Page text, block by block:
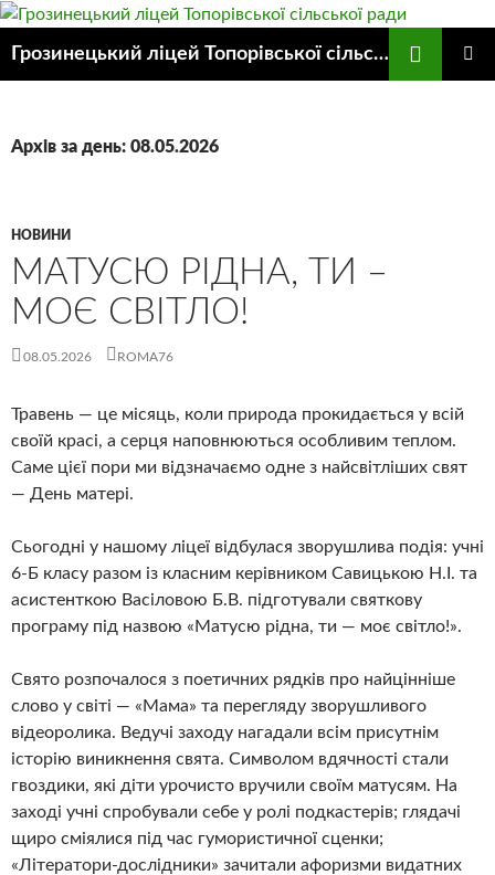
Грозинецький ліцей Топорівської сільської ради
Архів за день: 08.05.2026
НОВИНИ
МАТУСЮ РІДНА, ТИ –
МОЄ СВІТЛО!
08.05.2026 ROMA76
Травень — це місяць, коли природа прокидається у всій
своїй красі, а серця наповнюються особливим теплом.
Саме цієї пори ми відзначаємо одне з найсвітліших свят
— День матері.
Сьогодні у нашому ліцеї відбулася зворушлива подія: учні
6-Б класу разом із класним керівником Савицькою Н.І. та
асистенткою Васіловою Б.В. підготували святкову
програму під назвою «Матусю рідна, ти — моє світло!».
Свято розпочалося з поетичних рядків про найцінніше
слово у світі — «Мама» та перегляду зворушливого
відеоролика. Ведучі заходу нагадали всім присутнім
історію виникнення свята. Символом вдячності стали
гвоздики, які діти урочисто вручили своїм матусям. На
заході учні спробували себе у ролі подкастерів; глядачі
щиро сміялися під час гумористичної сценки;
«Літератори-дослідники» зачитали афоризми видатних